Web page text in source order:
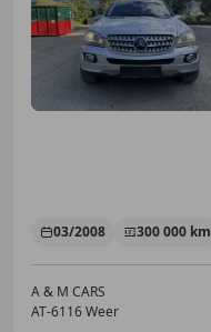
03/2008 300 000 km
A & M CARS
AT-6116 Weer